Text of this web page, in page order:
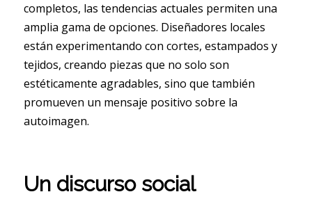
completos, las tendencias actuales permiten una
amplia gama de opciones. Diseñadores locales
están experimentando con cortes, estampados y
tejidos, creando piezas que no solo son
estéticamente agradables, sino que también
promueven un mensaje positivo sobre la
autoimagen.
Un discurso social